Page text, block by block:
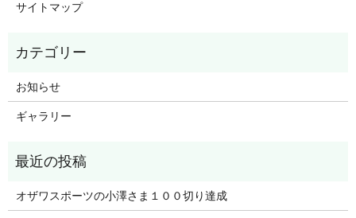
サイトマップ
お知らせ
ギャラリー
オザワスポーツの小澤さま１００切り達成